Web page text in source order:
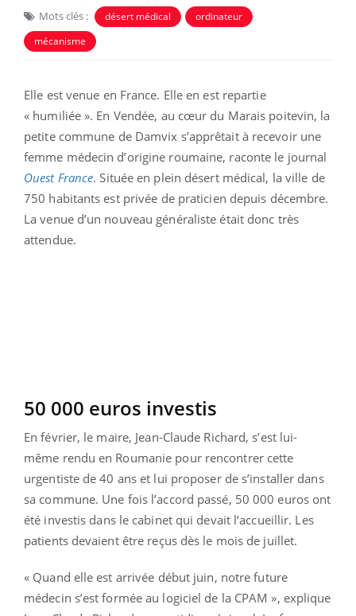
Mots clés : désert médical
ordinateur
mécanisme
Elle est venue en France. Elle en est repartie
« humiliée ». En Vendée, au cœur du Marais poitevin, la
petite commune de Damvix s’apprêtait à recevoir une
femme médecin d’origine roumaine, raconte le journal
Ouest France. Située en plein désert médical, la ville de
750 habitants est privée de praticien depuis décembre.
La venue d’un nouveau généraliste était donc très
attendue.
50 000 euros investis
En février, le maire, Jean-Claude Richard, s’est lui-
même rendu en Roumanie pour rencontrer cette
urgentiste de 40 ans et lui proposer de s’installer dans
sa commune. Une fois l’accord passé, 50 000 euros ont
été investis dans le cabinet qui devait l’accueillir. Les
patients devaient être reçus dès le mois de juillet.
« Quand elle est arrivée début juin, notre future
médecin s’est formée au logiciel de la CPAM », explique